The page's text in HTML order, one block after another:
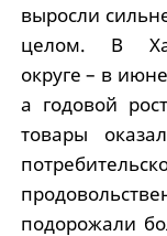
выросли
целом. В
округе – в
а годовой
товары
подорожали